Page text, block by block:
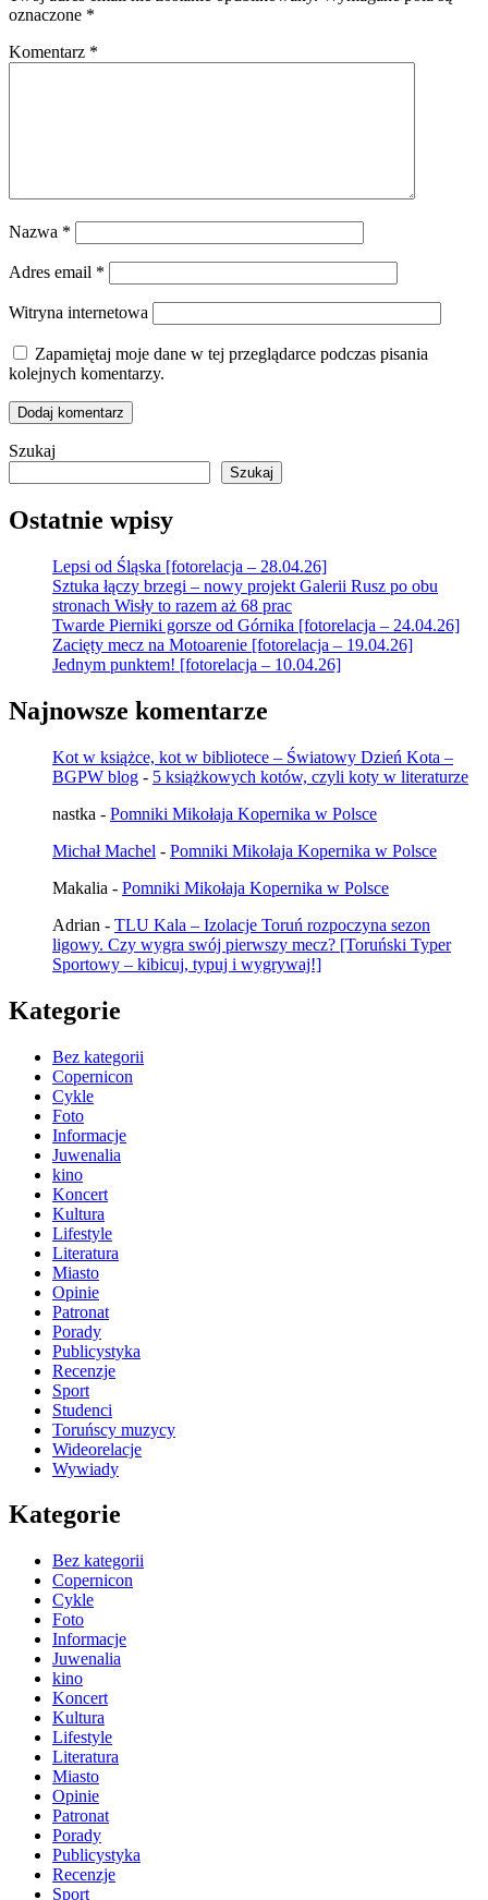
oznaczone *
Komentarz *
Nazwa *
Adres email *
Witryna internetowa
Zapamiętaj moje dane w tej przeglądarce podczas pisania
kolejnych komentarzy.
Szukaj
Szukaj
Ostatnie wpisy
Lepsi od Śląska [fotorelacja – 28.04.26]
Sztuka łączy brzegi – nowy projekt Galerii Rusz po obu
stronach Wisły to razem aż 68 prac
Twarde Pierniki gorsze od Górnika [fotorelacja – 24.04.26]
Zacięty mecz na Motoarenie [fotorelacja – 19.04.26]
Jednym punktem! [fotorelacja – 10.04.26]
Najnowsze komentarze
Kot w książce, kot w bibliotece – Światowy Dzień Kota –
BGPW blog - 5 książkowych kotów, czyli koty w literaturze
nastka - Pomniki Mikołaja Kopernika w Polsce
Michał Machel - Pomniki Mikołaja Kopernika w Polsce
Makalia - Pomniki Mikołaja Kopernika w Polsce
Adrian - TLU Kala – Izolacje Toruń rozpoczyna sezon
ligowy. Czy wygra swój pierwszy mecz? [Toruński Typer
Sportowy – kibicuj, typuj i wygrywaj!]
Kategorie
Bez kategorii
Copernicon
Cykle
Foto
Informacje
Juwenalia
kino
Koncert
Kultura
Lifestyle
Literatura
Miasto
Opinie
Patronat
Porady
Publicystyka
Recenzje
Sport
Studenci
Toruńscy muzycy
Wideorelacje
Wywiady
Kategorie
Bez kategorii
Copernicon
Cykle
Foto
Informacje
Juwenalia
kino
Koncert
Kultura
Lifestyle
Literatura
Miasto
Opinie
Patronat
Porady
Publicystyka
Recenzje
Sport